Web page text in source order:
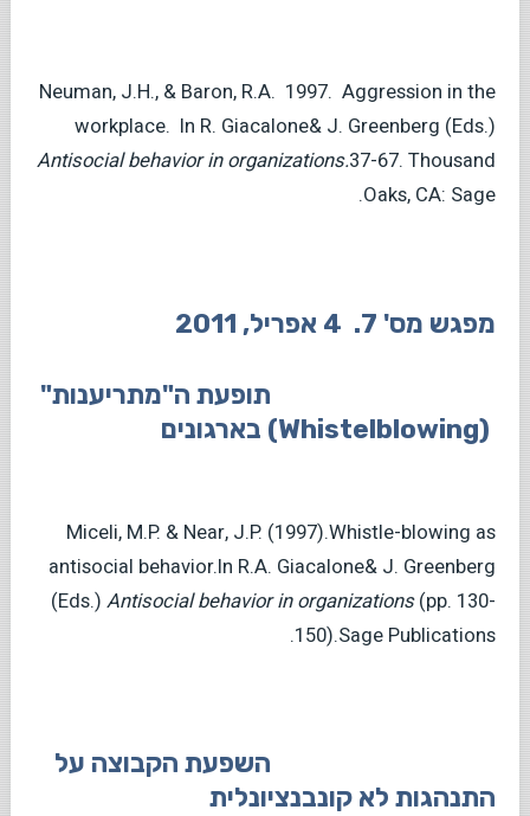
Neuman, J.H., & Baron, R.A. 1997. Aggression in the
workplace. In R. Giacalone& J. Greenberg (Eds.)
Antisocial behavior in organizations.37-67. Thousand
Oaks, CA: Sage.
מפגש מס' 7. 4 אפריל, 2011
תופעת ה"מתריענות"
(Whistelblowing) בארגונים
Miceli, M.P. & Near, J.P. (1997).Whistle-blowing as
antisocial behavior.In R.A. Giacalone& J. Greenberg
(Eds.)Antisocial behavior in organizations(pp. 130-
150).Sage Publications.
השפעת הקבוצה על
התנהגות לא קונבנציונלית